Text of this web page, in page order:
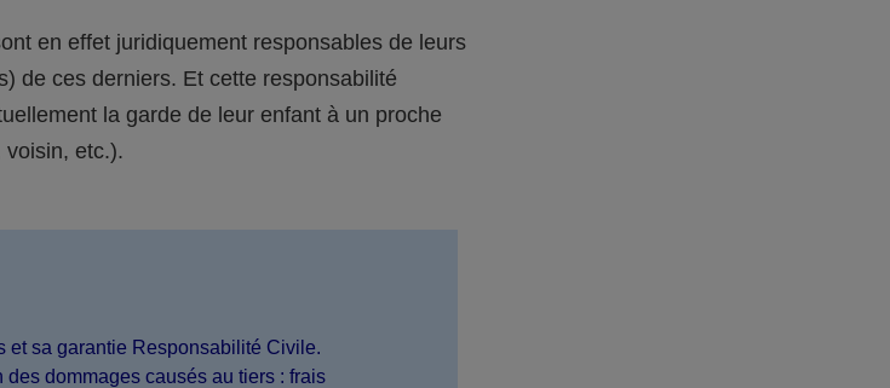
en effet juridiquement responsables de leurs
de ces derniers. Et cette responsabilité
la garde de leur enfant à un proche
voisin, etc.).
et sa garantie Responsabilité Civile.
dommages causés au tiers : frais